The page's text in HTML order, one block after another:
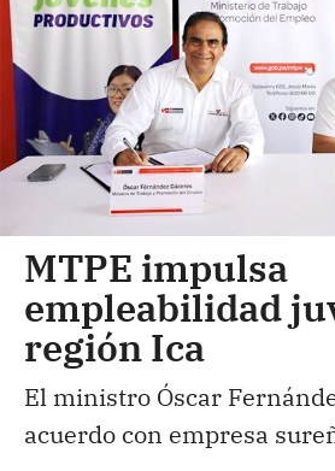
MTPE impulsa
empleabilidad
región Ica
El ministro Óscar
acuerdo con empresa